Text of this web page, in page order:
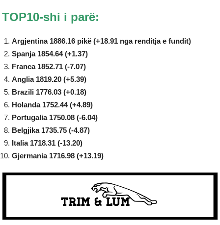
TOP10-shi i parë:
Argjentina 1886.16 pikë (+18.91 nga renditja e fundit)
Spanja 1854.64 (+1.37)
Franca 1852.71 (-7.07)
Anglia 1819.20 (+5.39)
Brazili 1776.03 (+0.18)
Holanda 1752.44 (+4.89)
Portugalia 1750.08 (-6.04)
Belgjika 1735.75 (-4.87)
Italia 1718.31 (-13.20)
Gjermania 1716.98 (+13.19)